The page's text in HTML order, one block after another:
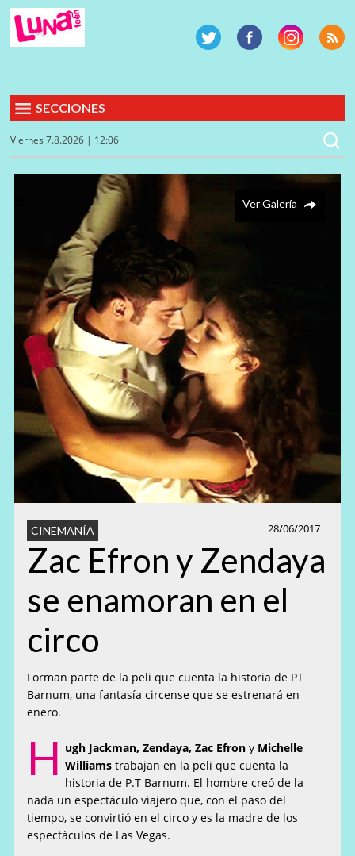
SECCIONES
Viernes 7.8.2026 | 12:06
Ver Galería
28/06/2017
CINEMANÍA
Zac Efron y Zendaya
se enamoran en el
circo
Forman parte de la peli que cuenta la historia de PT
Barnum, una fantasía circense que se estrenará en
enero.
H ugh Jackman, Zendaya, Zac Efron y Michelle
Williams trabajan en la peli que cuenta la
historia de P.T Barnum. El hombre creó de la
nada un espectáculo viajero que, con el paso del
tiempo, se convirtió en el circo y es la madre de los
espectáculos de Las Vegas.